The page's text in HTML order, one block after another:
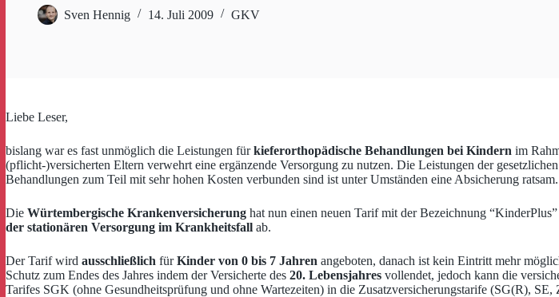
Sven Hennig 14. Juli 2009 GKV
Liebe Leser,
bislang war es fast unmöglich die Leistungen fürkieferorthopädische Behandlungen bei Kindern im
(pflicht-)versicherten Eltern verwehrt eine ergänzende Versorgung zu nutzen. Die Leistungen der
Behandlungen zum Teil mit sehr hohen Kosten verbunden sind ist unter Umständen eine Absicherung ratsam.
Die Würtembergische Krankenversicherung hat nun einen neuen Tarif mit der Bezeichnung
der stationären Versorgung im Krankheitsfall ab.
Der Tarif wird ausschließlich fürKinder von 0 bis 7 Jahren angeboten, danach ist kein Eintritt mehr
Schutz zum Endes des Jahres indem der Versicherte des 20. Lebensjahres vollendet, jedoch kann die
Tarifes SGK (ohne Gesundheitsprüfung und ohne Wartezeiten) in die Zusatzversicherungstarife (SG(R),